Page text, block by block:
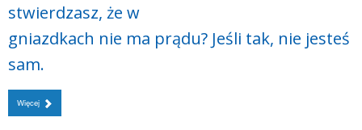
stwierdzasz, że w
gniazdkach nie ma prądu? Jeśli tak, nie jesteś
sam.
Więcej